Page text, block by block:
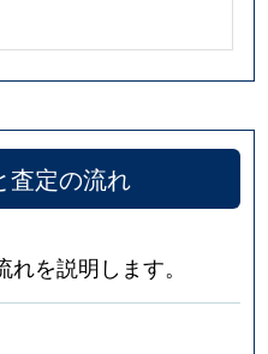
査定の流れ
を説明します。